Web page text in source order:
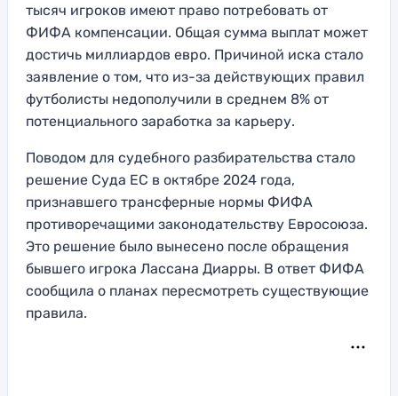
тысяч игроков имеют право потребовать от
ФИФА компенсации. Общая сумма выплат может
достичь миллиардов евро. Причиной иска стало
заявление о том, что из-за действующих правил
футболисты недополучили в среднем 8% от
потенциального заработка за карьеру.
Поводом для судебного разбирательства стало
решение Суда ЕС в октябре 2024 года,
признавшего трансферные нормы ФИФА
противоречащими законодательству Евросоюза.
Это решение было вынесено после обращения
бывшего игрока Лассана Диарры. В ответ ФИФА
сообщила о планах пересмотреть существующие
правила.